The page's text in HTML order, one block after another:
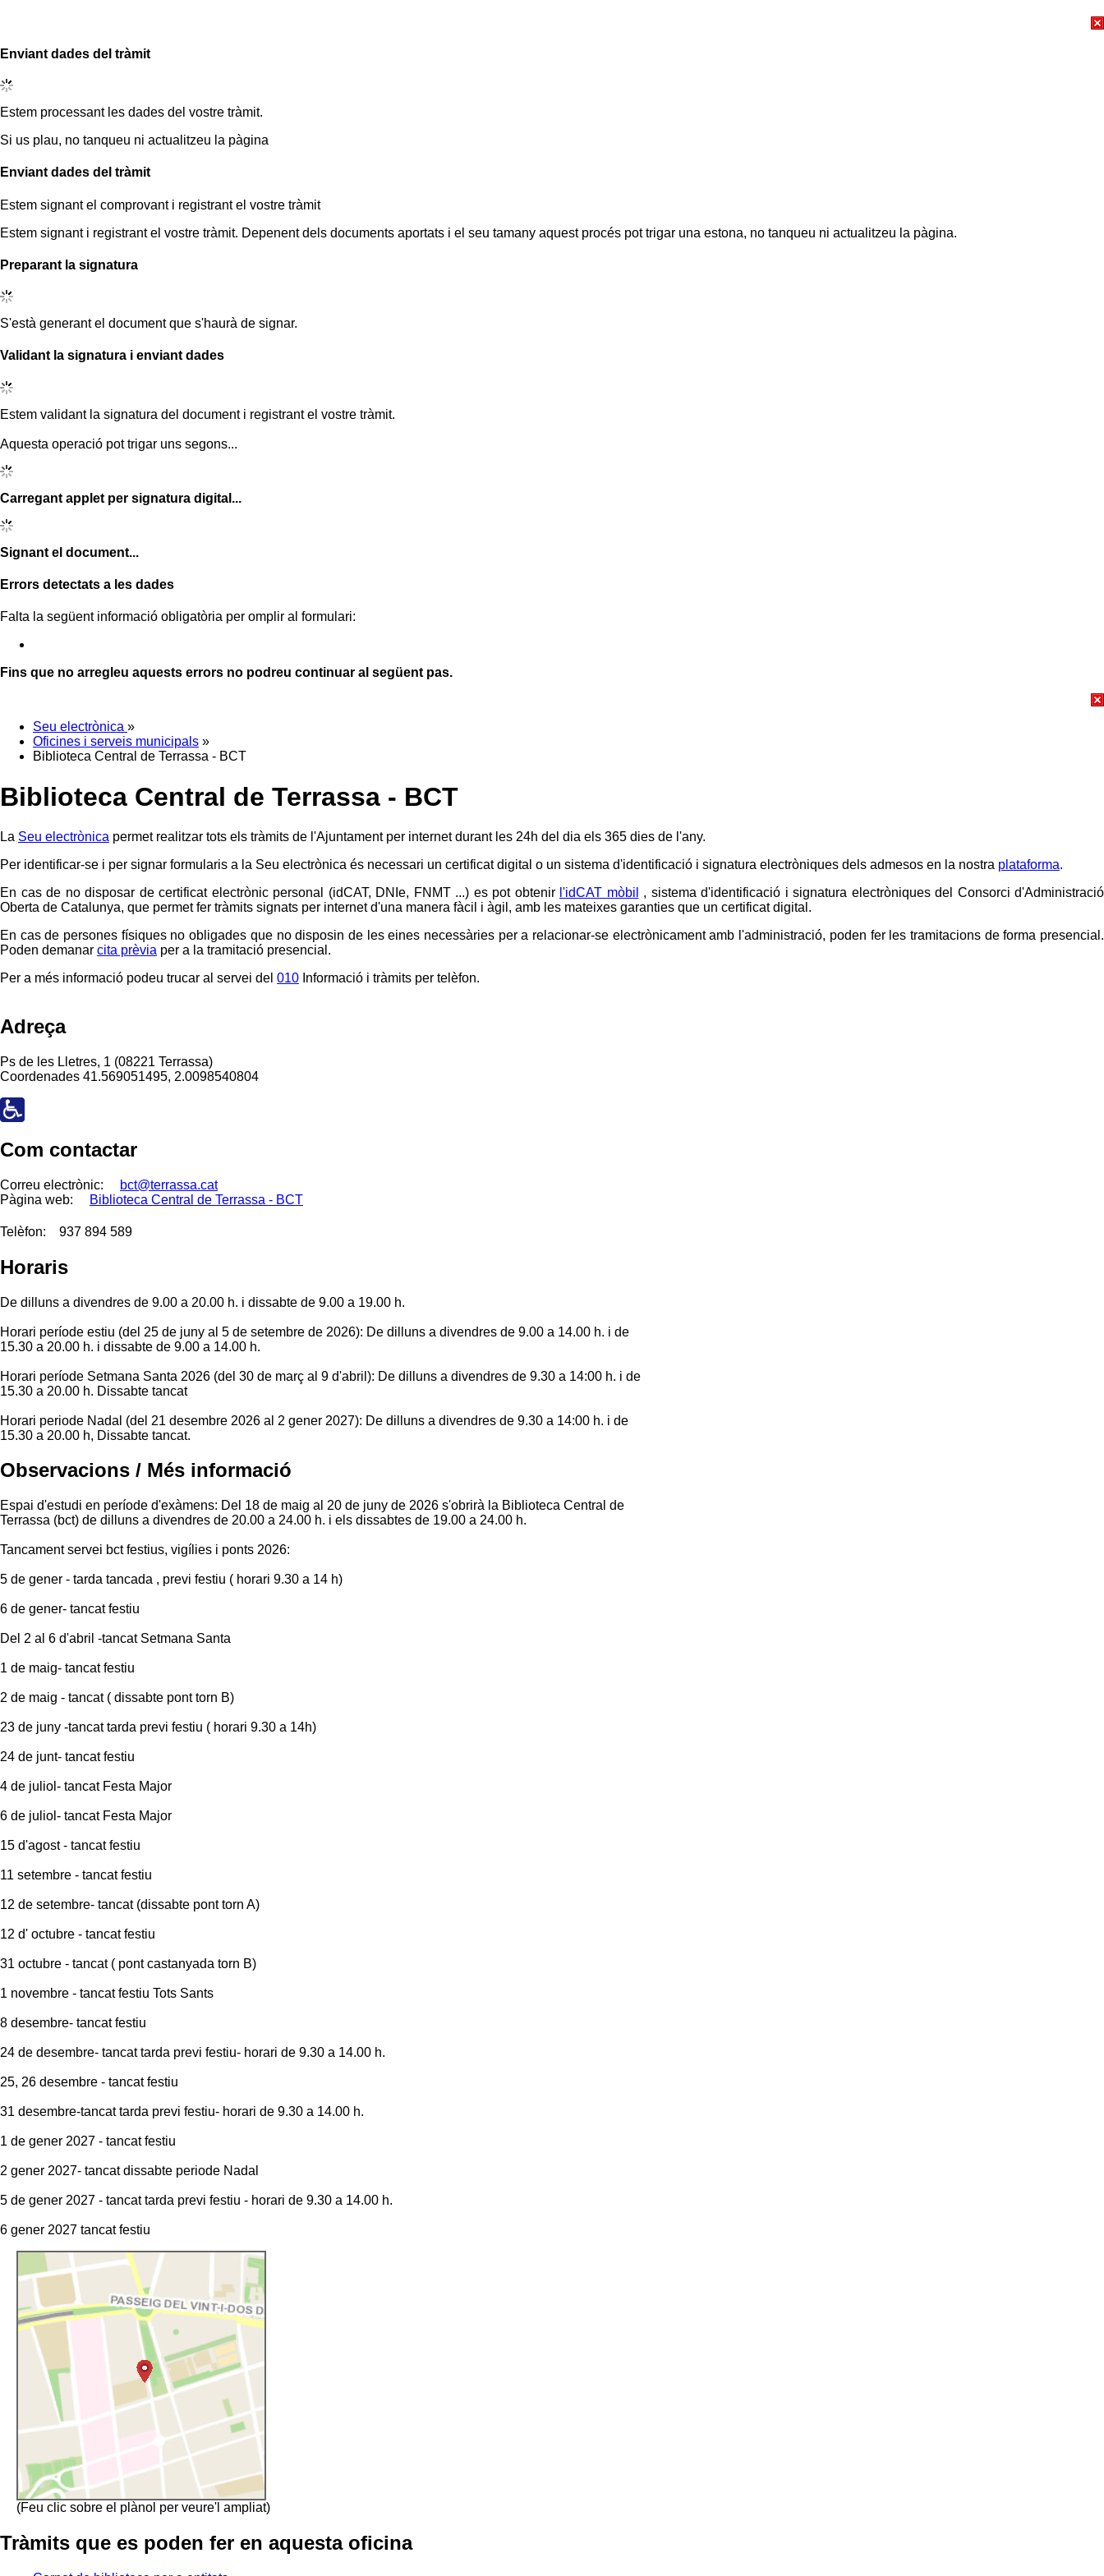
Enviant dades del tràmit
Estem processant les dades del vostre tràmit.
Si us plau, no tanqueu ni actualitzeu la pàgina
Enviant dades del tràmit
Estem signant el comprovant i registrant el vostre tràmit
Estem signant i registrant el vostre tràmit. Depenent dels documents aportats i el seu tamany aquest procés pot trigar una estona, no tanqueu ni actualitzeu la pàgina.
Preparant la signatura
S'està generant el document que s'haurà de signar.
Validant la signatura i enviant dades
Estem validant la signatura del document i registrant el vostre tràmit.
Aquesta operació pot trigar uns segons...
Carregant applet per signatura digital...
Signant el document...
Errors detectats a les dades
Falta la següent informació obligatòria per omplir al formulari:
Fins que no arregleu aquests errors no podreu continuar al següent pas.
Seu electrònica »
Oficines i serveis municipals »
Biblioteca Central de Terrassa - BCT
Biblioteca Central de Terrassa - BCT
La Seu electrònica permet realitzar tots els tràmits de l'Ajuntament per internet durant les 24h del dia els 365 dies de l'any.
Per identificar-se i per signar formularis a la Seu electrònica és necessari un certificat digital o un sistema d'identificació i signatura electròniques dels admesos en la nostra plataforma.
En cas de no disposar de certificat electrònic personal (idCAT, DNIe, FNMT ...) es pot obtenir l'idCAT mòbil
, sistema d'identificació i signatura electròniques del Consorci d'Administració
Oberta de Catalunya, que permet fer tràmits signats per internet d'una manera fàcil i àgil, amb les mateixes garanties que un certificat digital.
En cas de persones físiques no obligades que no disposin de les eines necessàries per a relacionar-se electrònicament amb l'administració, poden fer les tramitacions de forma presencial.
Poden demanar cita prèvia per a la tramitació presencial.
Per a més informació podeu trucar al servei del 010 Informació i tràmits per telèfon.
Adreça
Ps de les Lletres, 1 (08221 Terrassa)
Coordenades 41.569051495, 2.0098540804
Com contactar
Correu electrònic:
bct@terrassa.cat
Pàgina web:
Biblioteca Central de Terrassa - BCT
Telèfon: 937 894 589
Horaris
De dilluns a divendres de 9.00 a 20.00 h. i dissabte de 9.00 a 19.00 h.
Horari període estiu (del 25 de juny al 5 de setembre de 2026): De dilluns a divendres de 9.00 a 14.00 h. i de
15.30 a 20.00 h. i dissabte de 9.00 a 14.00 h.
Horari període Setmana Santa 2026 (del 30 de març al 9 d'abril): De dilluns a divendres de 9.30 a 14:00 h. i de
15.30 a 20.00 h. Dissabte tancat
Horari periode Nadal (del 21 desembre 2026 al 2 gener 2027): De dilluns a divendres de 9.30 a 14:00 h. i de
15.30 a 20.00 h, Dissabte tancat.
Observacions / Més informació
Espai d'estudi en període d'exàmens: Del 18 de maig al 20 de juny de 2026 s'obrirà la Biblioteca Central de
Terrassa (bct) de dilluns a divendres de 20.00 a 24.00 h. i els dissabtes de 19.00 a 24.00 h.
Tancament servei bct festius, vigílies i ponts 2026:
5 de gener - tarda tancada , previ festiu ( horari 9.30 a 14 h)
6 de gener- tancat festiu
Del 2 al 6 d'abril -tancat Setmana Santa
1 de maig- tancat festiu
2 de maig - tancat ( dissabte pont torn B)
23 de juny -tancat tarda previ festiu ( horari 9.30 a 14h)
24 de junt- tancat festiu
4 de juliol- tancat Festa Major
6 de juliol- tancat Festa Major
15 d'agost - tancat festiu
11 setembre - tancat festiu
12 de setembre- tancat (dissabte pont torn A)
12 d' octubre - tancat festiu
31 octubre - tancat ( pont castanyada torn B)
1 novembre - tancat festiu Tots Sants
8 desembre- tancat festiu
24 de desembre- tancat tarda previ festiu- horari de 9.30 a 14.00 h.
25, 26 desembre - tancat festiu
31 desembre-tancat tarda previ festiu- horari de 9.30 a 14.00 h.
1 de gener 2027 - tancat festiu
2 gener 2027- tancat dissabte periode Nadal
5 de gener 2027 - tancat tarda previ festiu - horari de 9.30 a 14.00 h.
6 gener 2027 tancat festiu
(Feu clic sobre el plànol per veure'l ampliat)
Tràmits que es poden fer en aquesta oficina